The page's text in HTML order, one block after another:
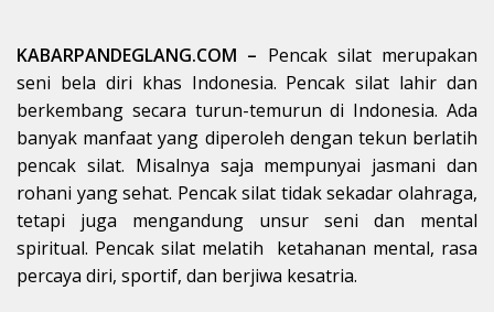
KABARPANDEGLANG.COM – Pencak silat merupakan
seni bela diri khas Indonesia. Pencak silat lahir dan
berkembang secara turun-temurun di Indonesia. Ada
banyak manfaat yang diperoleh dengan tekun berlatih
pencak silat. Misalnya saja mempunyai jasmani dan
rohani yang sehat. Pencak silat tidak sekadar olahraga,
tetapi juga mengandung unsur seni dan mental
spiritual. Pencak silat melatih ketahanan mental, rasa
percaya diri, sportif, dan berjiwa kesatria.